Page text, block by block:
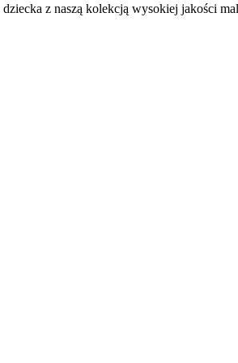
z naszą kolekcją wysokiej jakości